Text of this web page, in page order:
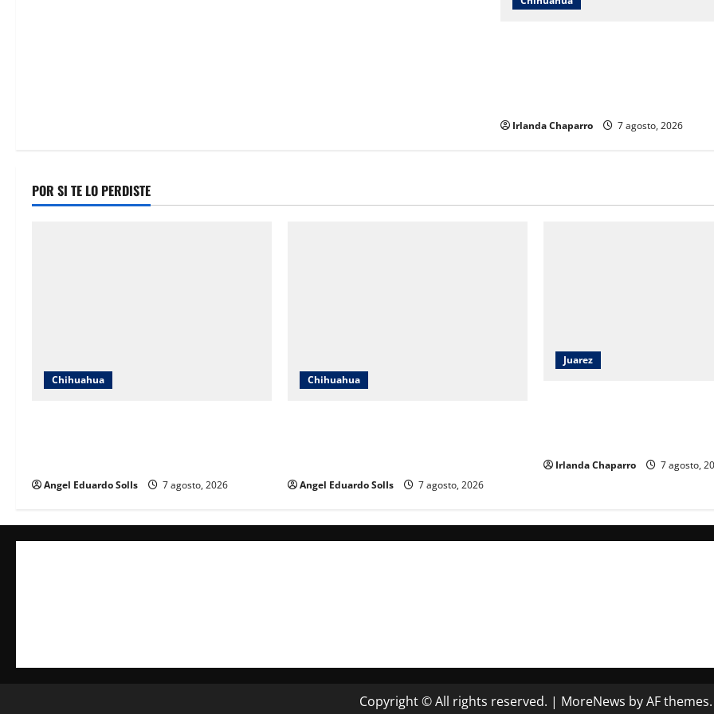
Irlanda Chaparro 7 agosto, 2026
POR SI TE LO PERDISTE
Chihuahua
Angel Eduardo SolIs 7 agosto, 2026
Chihuahua
Angel Eduardo SolIs 7 agosto, 2026
Juarez
Irlanda Chaparro 7 agosto,
Copyright © All rights reserved. | MoreNews by AF themes.